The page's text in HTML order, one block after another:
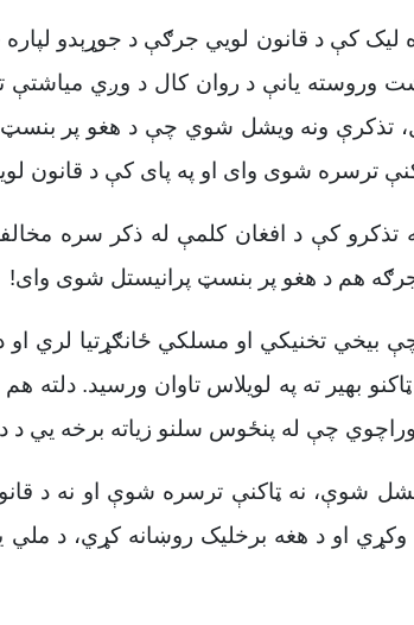
لیک کې د قانون لويي جرګې د جوړېدو
یانې د روان کال د وږي میاشتې تر
تذکرې ونه ویشل شوي چې د هغو پر بنسټ د
ترسره شوی وای او په پای کې د قانون
کې د افغان کلمې له ذکر سره
هم د هغو پر بنسټ پرانیستل شوی وای!
بیخي تخنیکي او مسلکي ځانګړتیا لري او
بهیر ته په لویلاس تاوان ورسید. دلته
چې له پنځوس سلنو زیاته برخه يي
شوې، نه ټاکنې ترسره شوې او نه د
او د هغه برخلیک روښانه کړي، د ملي